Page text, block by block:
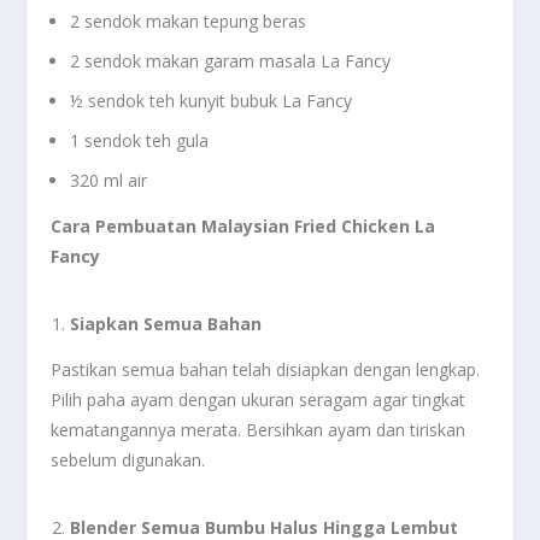
2 sendok makan tepung beras
2 sendok makan garam masala La Fancy
½ sendok teh kunyit bubuk La Fancy
1 sendok teh gula
320 ml air
Cara Pembuatan Malaysian Fried Chicken La
Fancy
Siapkan Semua Bahan
Pastikan semua bahan telah disiapkan dengan lengkap.
Pilih paha ayam dengan ukuran seragam agar tingkat
kematangannya merata. Bersihkan ayam dan tiriskan
sebelum digunakan.
Blender Semua Bumbu Halus Hingga Lembut